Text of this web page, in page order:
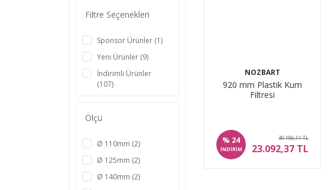
Filtre Seçenekleri
Sponsor Ürünler (1)
Yeni Ürünler (9)
İndirimli Ürünler
(107)
Ölçü
Ø 110mm (2)
Ø 125mm (2)
Ø 140mm (2)
NOZBART
920 mm Plastik Kum
Filtresi
% 24
İNDİRİM
30.186,11 TL
23.092,37 TL